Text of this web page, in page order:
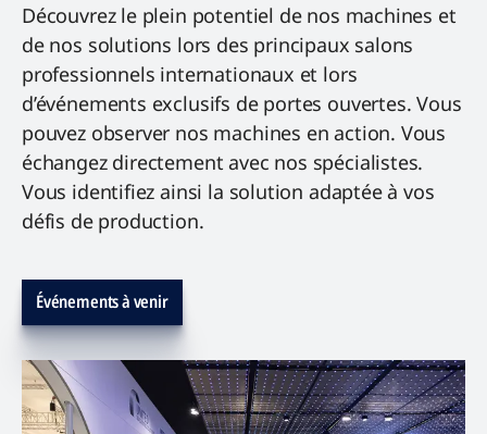
Découvrez le plein potentiel de nos machines et
de nos solutions lors des principaux salons
professionnels internationaux et lors
d’événements exclusifs de portes ouvertes. Vous
pouvez observer nos machines en action. Vous
échangez directement avec nos spécialistes.
Vous identifiez ainsi la solution adaptée à vos
défis de production.
Événements à venir